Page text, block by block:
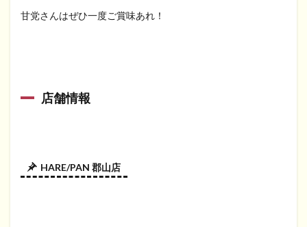
甘党さんはぜひ一度ご賞味あれ！
店舗情報
HARE/PAN 郡山店